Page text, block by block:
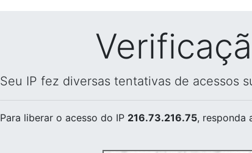
Seu IP fez diversas tentativas de acessos
Para liberar o acesso do IP 216.73.216.75, responda